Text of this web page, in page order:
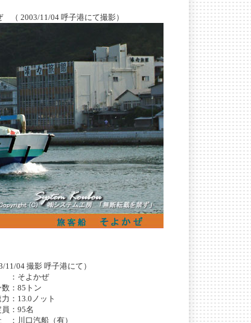
2003/11/04 呼子港にて撮影）
04 撮影 呼子港にて）
：そよかぜ
数：85トン
力：13.0ノット
員：95名
：川口汽船（有）